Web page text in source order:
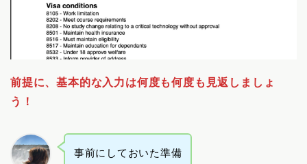
前提に、基本的な入力は何度も何度も見返しましょ
う！
事前にしておいた準備